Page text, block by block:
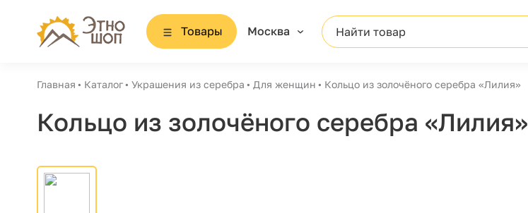
Товары Москва Найти товар
Главная Каталог Украшения из серебра Для женщин Кольцо из золочёного серебра «Лилия»
Кольцо из золочёного серебра «Лилия»